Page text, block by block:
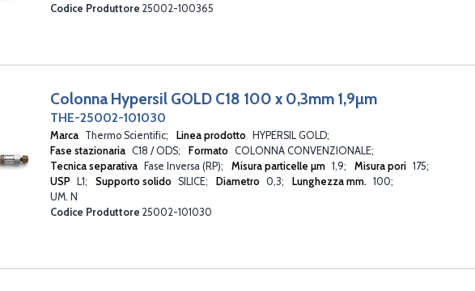
HYPERSIL GREEN
IONPAC NS1
KEYSTONE
LICHROSORB
MABPAC
MEDITERRANEA
Micro SCX LC Columns nanoViper
PEPSWIFT
PROSWIFT
Codice Produttore 25002-100365
Colonna Hypersil GOLD C18 100 x 0,3mm 1,9µm
THE-25002-101030
Marca Thermo Scientific Linea prodotto
HYPERSIL GOLD
Fase stazionaria C18 / ODS Formato COLONNA CONVENZIONALE
Tecnica separativa
Fase Inversa (RP) Misura particelle µm 1,9 Misura pori 175
USP
L1 Supporto solido SILICE Diametro 0,3 Lunghezza mm. 100
UM. N
Codice Produttore 25002-101030